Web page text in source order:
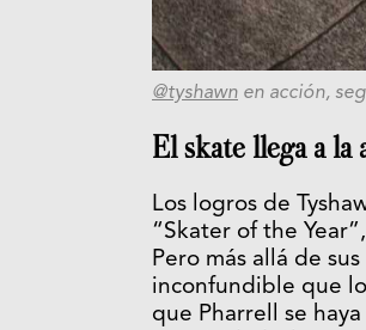
@tyshawn en acción,
El skate llega a la
Los logros de
“Skater of the
Pero más allá de
inconfundible que
que Pharrell se